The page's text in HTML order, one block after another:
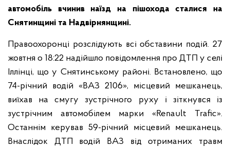
автомобіль вчинив наїзд на пішохода сталися на
Снятинщині та Надвірнянщині.
Правоохоронці розслідують всі обставини подій. 27
жовтня о 18:22 надійшло повідомлення про ДТП у селі
Іллінці, що у Снятинському районі. Встановлено, що
74-річний водій «ВАЗ 2106», місцевий мешканець,
виїхав на смугу зустрічного руху і зіткнувся із
зустрічним автомобілем марки «Renault Trafic».
Останнім керував 59-річний місцевий мешканець.
Внаслідок ДТП водій ВАЗ від отриманих травм